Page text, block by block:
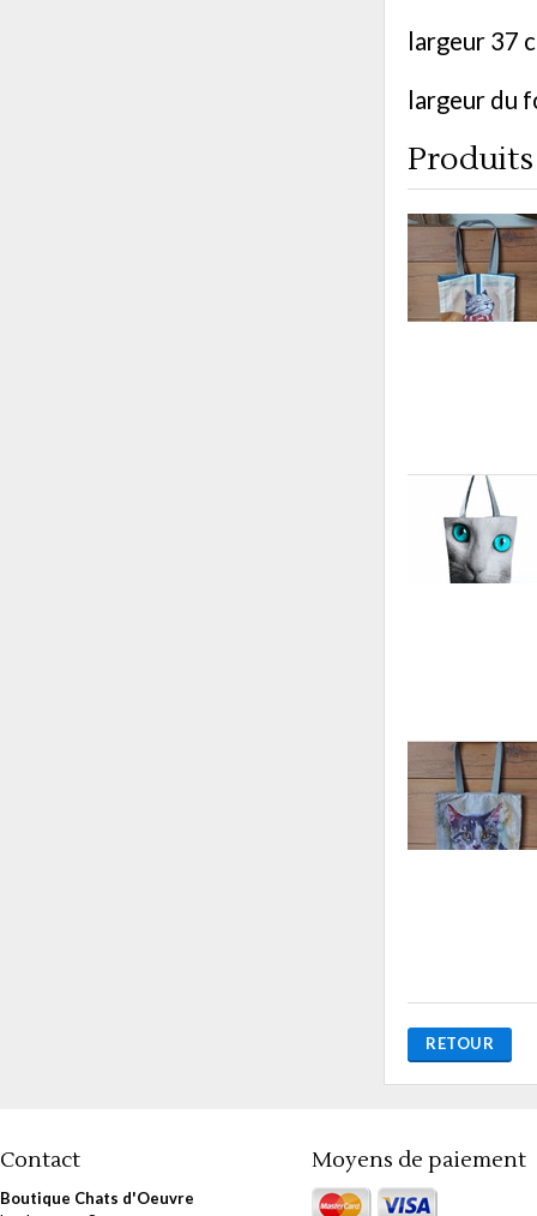
largeur 37
largeur du
RETOUR
Contact
Boutique Chats d'Oeuvre
Moyens de paiement